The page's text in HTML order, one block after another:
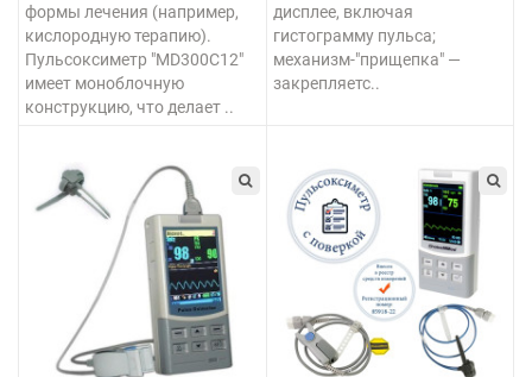
формы лечения (например,
кислородную терапию).
Пульсоксиметр "MD300C12"
имеет моноблочную
конструкцию, что делает ..
дисплее, включая
гистограмму пульса;
механизм-"прищепка" —
закрепляетс..